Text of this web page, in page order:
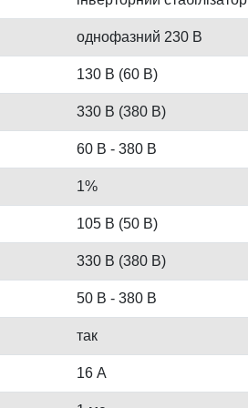
однофазний 230 В
130 В (60 В)
330 В (380 В)
60 В - 380 В
1%
105 В (50 В)
330 В (380 В)
50 В - 380 В
так
16 А